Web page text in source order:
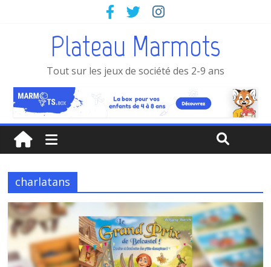
Plateau Marmots
Tout sur les jeux de société des 2-9 ans
charlatans